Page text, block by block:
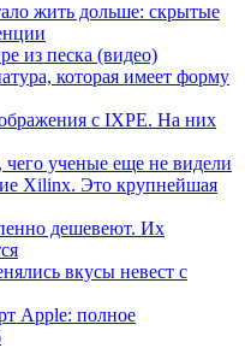
жить дольше: скрытые
из песка (видео)
которая имеет форму
с IXPE. На них
ученые еще не видели
Xilinx. Это крупнейшая
дешевеют. Их
вкусы невест с
Apple: полное